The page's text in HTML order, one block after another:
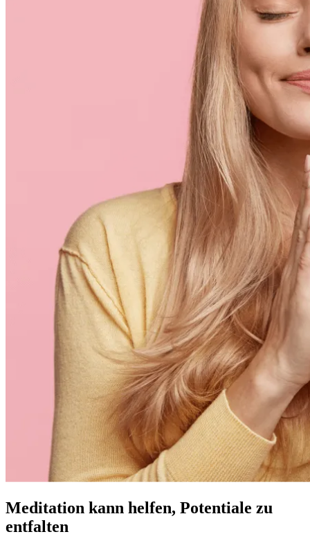
Meditation kann helfen, Potentiale zu
entfalten